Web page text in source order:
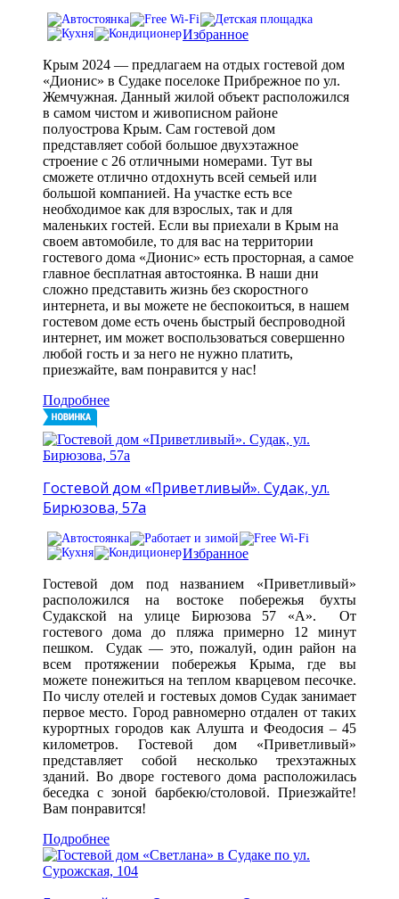
Избранное
Крым 2024 — предлагаем на отдых гостевой дом
«Дионис» в Судаке поселоке Прибрежное по ул.
Жемчужная. Данный жилой объект расположился
в самом чистом и живописном районе
полуострова Крым. Сам гостевой дом
представляет собой большое двухэтажное
строение с 26 отличными номерами. Тут вы
сможете отлично отдохнуть всей семьей или
большой компанией. На участке есть все
необходимое как для взрослых, так и для
маленьких гостей. Если вы приехали в Крым на
своем автомобиле, то для вас на территории
гостевого дома «Дионис» есть просторная, а самое
главное бесплатная автостоянка. В наши дни
сложно представить жизнь без скоростного
интернета, и вы можете не беспокоиться, в нашем
гостевом доме есть очень быстрый беспроводной
интернет, им может воспользоваться совершенно
любой гость и за него не нужно платить,
приезжайте, вам понравится у нас!
Подробнее
Гостевой дом «Приветливый». Судак, ул.
Бирюзова, 57а
Избранное
Гостевой дом под названием «Приветливый»
расположился на востоке побережья бухты
Судакской на улице Бирюзова 57 «А». От
гостевого дома до пляжа примерно 12 минут
пешком. Судак — это, пожалуй, один район на
всем протяжении побережья Крыма, где вы
можете понежиться на теплом кварцевом песочке.
По числу отелей и гостевых домов Судак занимает
первое место. Город равномерно отдален от таких
курортных городов как Алушта и Феодосия – 45
километров. Гостевой дом «Приветливый»
представляет собой несколько трехэтажных
зданий. Во дворе гостевого дома расположилась
беседка с зоной барбекю/столовой. Приезжайте!
Вам понравится!
Подробнее